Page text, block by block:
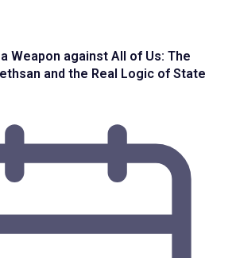
Weapon against All of Us: The
and the Real Logic of State